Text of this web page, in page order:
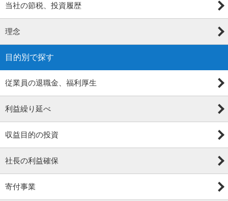
当社の節税、投資履歴
理念
目的別で探す
従業員の退職金、福利厚生
利益繰り延べ
収益目的の投資
社長の利益確保
寄付事業